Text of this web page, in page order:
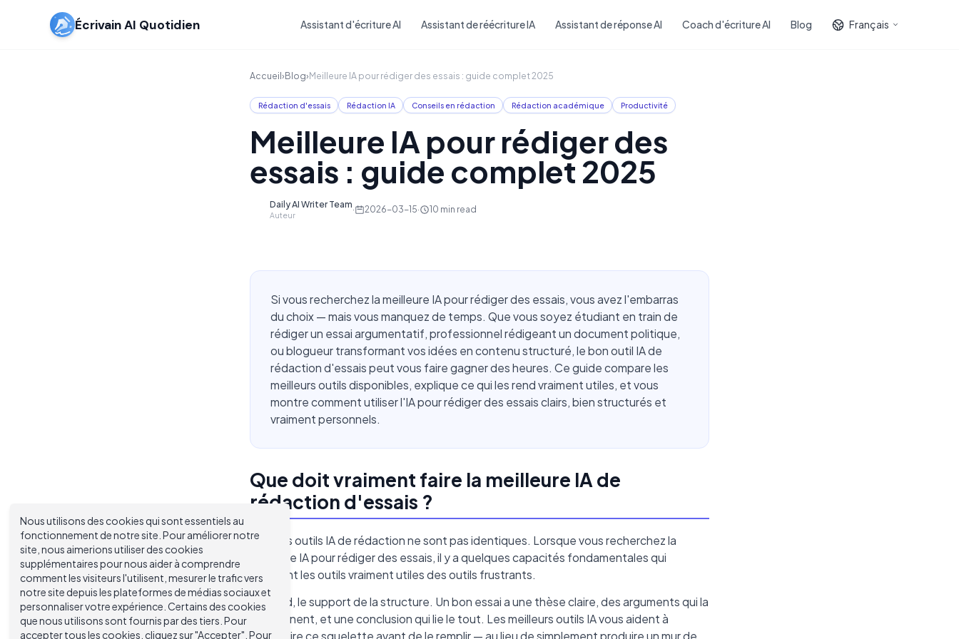
Écrivain AI Quotidien Assistant d'écriture AI Assistant de réécriture IA Assistant de réponse AI Coach d'écriture AI Blog Français
Accueil›Blog›Meilleure IA pour rédiger des essais : guide complet 2025
Rédaction d'essais Rédaction IA Conseils en rédaction Rédaction académique Productivité
Meilleure IA pour rédiger des
essais : guide complet 2025
Daily AI Writer Team
Auteur
· 2026-03-15· 10 min read
Si vous recherchez la meilleure IA pour rédiger des essais, vous avez l'embarras
du choix — mais vous manquez de temps. Que vous soyez étudiant en train de
rédiger un essai argumentatif, professionnel rédigeant un document politique,
ou blogueur transformant vos idées en contenu structuré, le bon outil IA de
rédaction d'essais peut vous faire gagner des heures. Ce guide compare les
meilleurs outils disponibles, explique ce qui les rend vraiment utiles, et vous
montre comment utiliser l'IA pour rédiger des essais clairs, bien structurés et
vraiment personnels.
Que doit vraiment faire la meilleure IA de
rédaction d'essais ?
Tous les outils IA de rédaction ne sont pas identiques. Lorsque vous recherchez la
meilleure IA pour rédiger des essais, il y a quelques capacités fondamentales qui
séparent les outils vraiment utiles des outils frustrants.
D'abord, le support de la structure. Un bon essai a une thèse claire, des arguments qui la
soutiennent, et une conclusion qui lie le tout. Les meilleurs outils IA vous aident à
construire ce squelette avant de le remplir — au lieu de simplement produire un mur de
Nous utilisons des cookies qui sont essentiels au
fonctionnement de notre site. Pour améliorer notre
site, nous aimerions utiliser des cookies
supplémentaires pour nous aider à comprendre
comment les visiteurs l'utilisent, mesurer le trafic vers
notre site depuis les plateformes de médias sociaux et
personnaliser votre expérience. Certains des cookies
que nous utilisons sont fournis par des tiers. Pour
accepter tous les cookies, cliquez sur "Accepter". Pour